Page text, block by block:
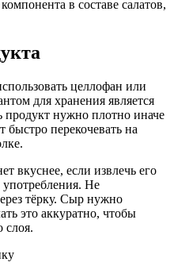
в составе салатов,
целлофан или
для хранения является
продукт нужно плотно иначе
быстро перекочевать на
вкуснее, если извлечь его
употребления. Не
тёрку. Сыр нужно
это аккуратно, чтобы
слоя.